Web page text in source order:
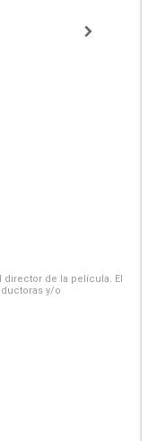
de la película. El
y/o